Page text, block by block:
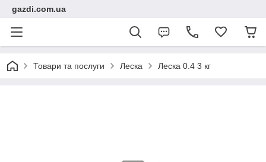
gazdi.com.ua
Товари та послуги Леска Леска 0.4 3 кг